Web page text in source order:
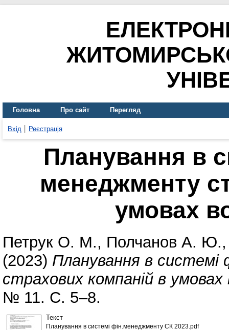
Головна Про сайт Перегляд
Вхід Реєстрація
Планування в
менеджменту
умовах
Петрук О. М., Полчанов А. Ю.
(2023) Планування в системі
страхових компаній в
№ 11. С. 5–8.
Текст
Планування в системі фін.менеджменту СК 2023.pdf